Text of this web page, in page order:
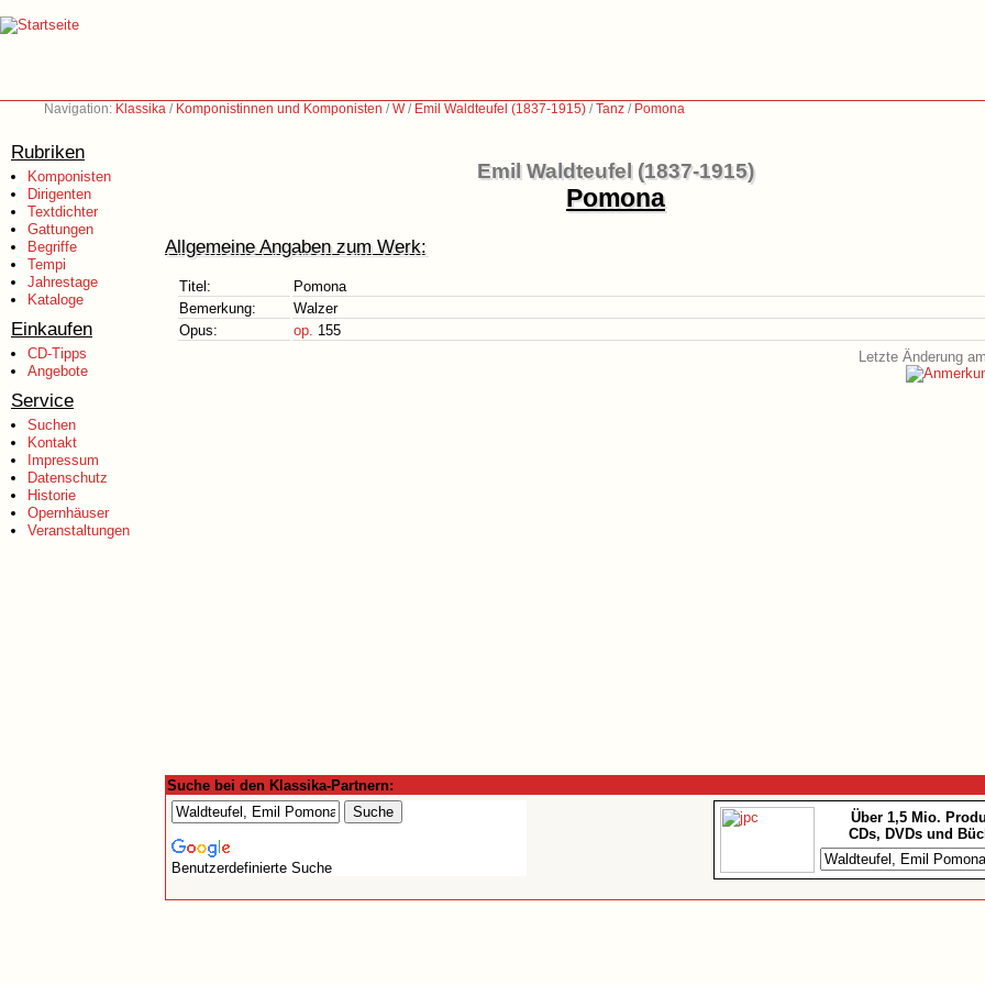
Navigation: Klassika / Komponistinnen und Komponisten /W/ Emil Waldteufel (1837-1915) /Tanz / Pomona
Rubriken
Komponisten
Dirigenten
Textdichter
Gattungen
Begriffe
Tempi
Jahrestage
Kataloge
Einkaufen
CD-Tipps
Angebote
Service
Suchen
Kontakt
Impressum
Datenschutz
Historie
Opernhäuser
Veranstaltungen
Emil Waldteufel (1837-1915)
Pomona
Allgemeine Angaben zum Werk:
Titel:
Pomona
Bemerkung:
Walzer
Opus:
op. 155
Letzte Änderung
Suche bei den Klassika-Partnern:
Benutzerdefinierte Suche
Über 1,5 Mio.
CDs, DVDs und